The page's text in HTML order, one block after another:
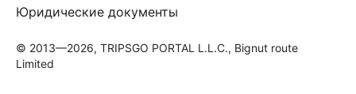
Юридические документы
© 2013—2026, TRIPSGO PORTAL L.L.C., Bignut route
Limited